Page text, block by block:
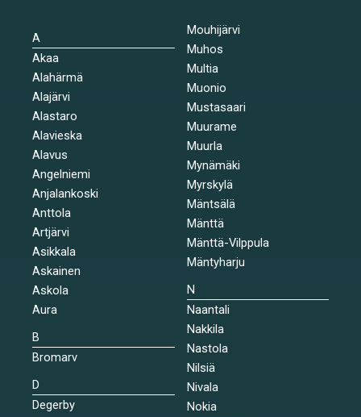
A
Akaa
Alahärmä
Alajärvi
Alastaro
Alavieska
Alavus
Angelniemi
Anjalankoski
Anttola
Artjärvi
Asikkala
Askainen
Askola
Aura
B
Bromarv
D
Degerby
Mouhijärvi
Muhos
Multia
Muonio
Mustasaari
Muurame
Muurla
Mynämäki
Myrskylä
Mäntsälä
Mänttä
Mänttä-Vilppula
Mäntyharju
N
Naantali
Nakkila
Nastola
Nilsiä
Nivala
Nokia